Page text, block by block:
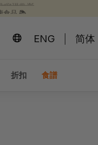
食品 📚
ENG 简体
折扣 食譜